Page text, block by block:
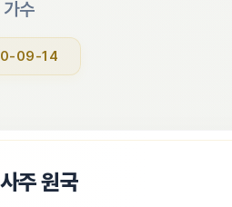
가수
09-14
주 원국